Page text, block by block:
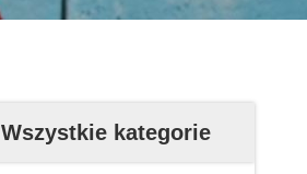
Wszystkie kategorie